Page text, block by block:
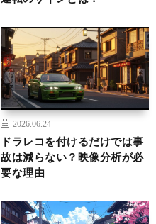
2026.06.24
ドラレコを付けるだけでは事
故は減らない？映像分析が必
要な理由